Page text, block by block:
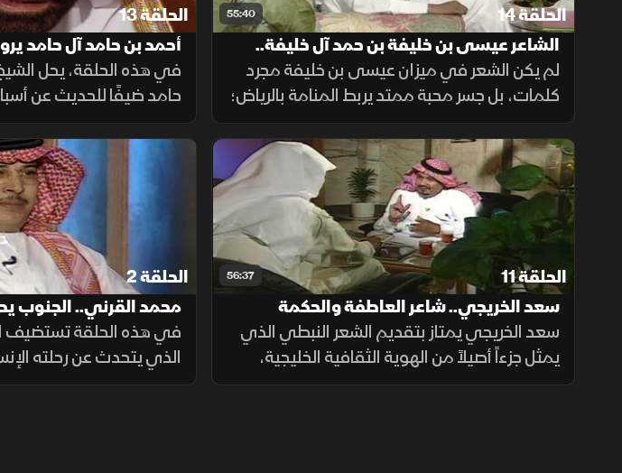
55:40
الحلقة 14
الشاعر عيسى بن خليفة بن حمد آل خليفة..
نبض البحرين الشادي
لم يكن الشعر في ميزان عيسى بن خليفة مجرد
كلمات، بل جسر محبة ممتد يربط المنامة بالرياض؛
فجاءت أماسيه التاريخية لترسخ أصالة العلاقات
الأخوية وتجمع نبض الشعوب تحت راية واحدة.
الحلقة 13
أحمد بن حامد آل حامد
لإعلام الإمارات
في هذه الحلقة، يحل
حامد ضيفًا للحديث عن
الإعلامي، مستعرضًا
وتجربته وزيرًا للإعلام في
مستشارًا للشيخ زايد آل
56:37
الحلقة 11
سعد الخريجي.. شاعر العاطفة والحكمة
سعد الخريجي يمتاز بتقديم الشعر النبطي الذي
يمثل جزءاً أصيلاً من الهوية الثقافية الخليجية،
فيما يواصل حضوره البارز عبر قصائد تغنى بها كبار
الحلقة 2
محمد القرني.. الجنوب
والإنسان
في هذه الحلقة تستضيف
الذي يتحدث عن رحلته
وكيف شكلت طفولته في